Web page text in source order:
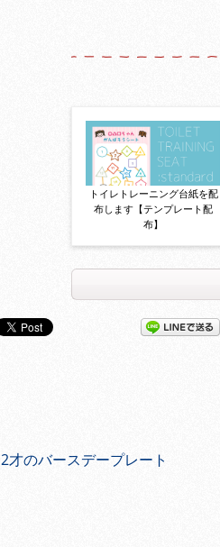
トイレトレーニング台紙を配
布します【テンプレート配
布】
2才のバースデープレート